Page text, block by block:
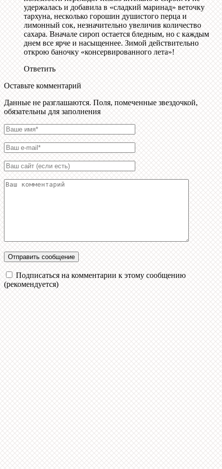
удержалась и добавила в «сладкий маринад» веточку
тархуна, несколько горошин душистого перца и
лимонный сок, незначительно увеличив количество
сахара. Вначале сироп остается бледным, но с каждым
днем все ярче и насыщеннее. Зимой действительно
открою баночку «консервированного лета»!
Ответить
Оставьте комментарий
Данные не разглашаются. Поля, помеченные звездочкой,
обязательны для заполнения
Подписаться на комментарии к этому сообщению
(рекомендуется)